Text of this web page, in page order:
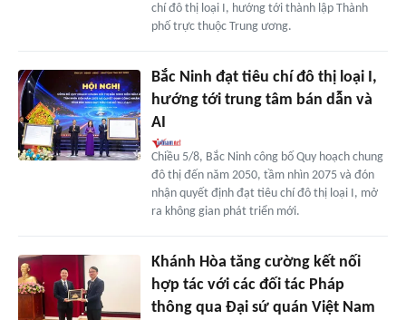
chí đô thị loại I, hướng tới thành lập Thành
phố trực thuộc Trung ương.
Bắc Ninh đạt tiêu chí đô thị loại I,
hướng tới trung tâm bán dẫn và
AI
Chiều 5/8, Bắc Ninh công bố Quy hoạch chung
đô thị đến năm 2050, tầm nhìn 2075 và đón
nhận quyết định đạt tiêu chí đô thị loại I, mở
ra không gian phát triển mới.
Khánh Hòa tăng cường kết nối
hợp tác với các đối tác Pháp
thông qua Đại sứ quán Việt Nam